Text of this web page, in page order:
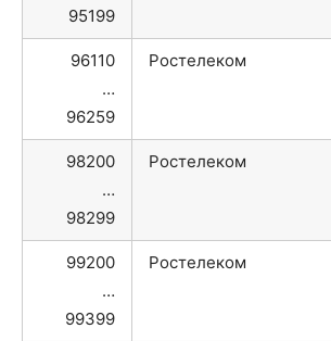
95199
96110
…
96259
Ростелеком
98200
…
98299
Ростелеком
99200
…
99399
Ростелеком